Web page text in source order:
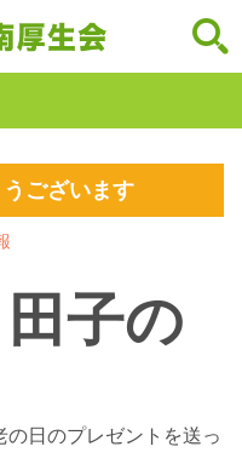
ございます
田子の
日のプレゼントを送っ